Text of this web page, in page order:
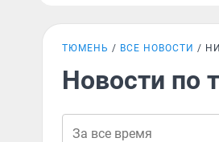
ТЮМЕНЬ ВСЕ НОВОСТИ
Новости по